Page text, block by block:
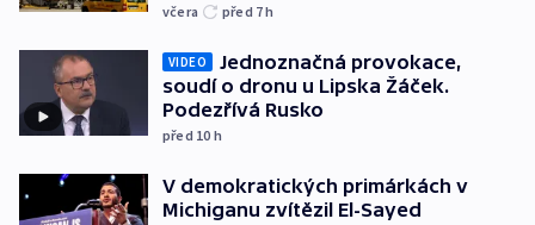
včera před 7h
VIDEO
Jednoznačná provokace,
soudí o dronu u Lipska Žáček.
Podezřívá Rusko
před 10 h
V demokratických primárkách v
Michiganu zvítězil El-Sayed